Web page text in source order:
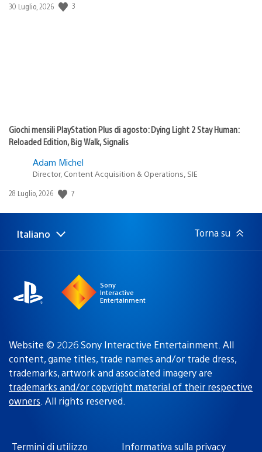
Data
30 Luglio, 2026 3
Giochi mensili PlayStation Plus di agosto: Dying Light 2 Stay Human:
Reloaded Edition, Big Walk, Signalis
Adam Michel
Director, Content Acquisition & Operations, SIE
Data
pubblicazione:
28 Luglio, 2026 7
Seleziona
una
Regione
attuale:
Italiano Torna su
Sony
Interactive
Entertainment
Website © 2026 Sony Interactive Entertainment. All
content, game titles, trade names and/or trade dress,
trademarks, artwork and associated imagery are
trademarks and/or copyright material of their respective
owners. All rights reserved.
Termini di utilizzo Informativa sulla privacy